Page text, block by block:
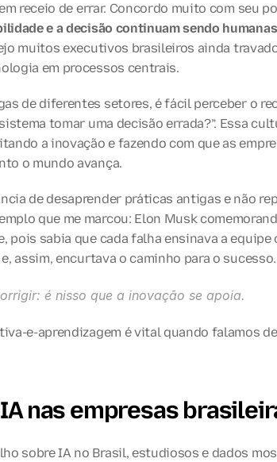
receio de errar. Concordo muito com seu
e a decisão continuam sendo humanas
muitos executivos brasileiros ainda
em processos centrais.
de diferentes setores, é fácil perceber o
tomar uma decisão errada?”. Essa
a inovação e fazendo com que as
o mundo avança.
de desaprender práticas antigas e não
que me marcou: Elon Musk
pois sabia que cada falha ensinava a equipe
assim, encurtava o caminho para o sucesso.
é nisso que a inovação se apoia.
e-aprendizagem é vital quando falamos
nas empresas
sobre IA no Brasil, estudiosos e dados